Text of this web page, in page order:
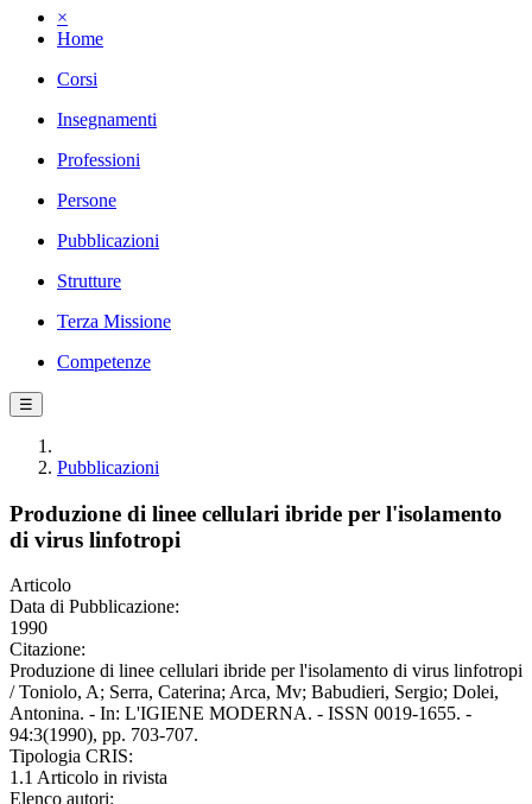
×
Home
Corsi
Insegnamenti
Professioni
Persone
Pubblicazioni
Strutture
Terza Missione
Competenze
☰
Pubblicazioni
Produzione di linee cellulari ibride per l'isolamento
di virus linfotropi
Articolo
Data di Pubblicazione:
1990
Citazione:
Produzione di linee cellulari ibride per l'isolamento di virus linfotropi
/ Toniolo, A; Serra, Caterina; Arca, Mv; Babudieri, Sergio; Dolei,
Antonina. - In: L'IGIENE MODERNA. - ISSN 0019-1655. -
94:3(1990), pp. 703-707.
Tipologia CRIS:
1.1 Articolo in rivista
Elenco autori: